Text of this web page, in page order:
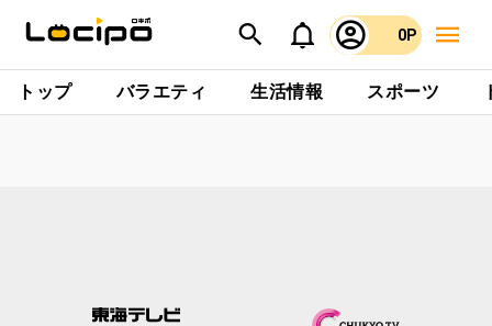
0P
トップ バラエティ 生活情報 スポーツ